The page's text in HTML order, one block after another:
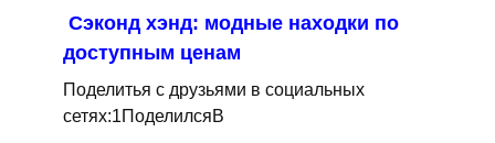
Сэконд хэнд: модные находки по
доступным ценам
Поделитья с друзьями в социальных
сетях:1ПоделилсяВ